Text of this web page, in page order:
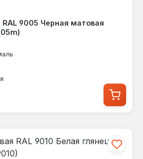
RAL 9005 Черная матовая